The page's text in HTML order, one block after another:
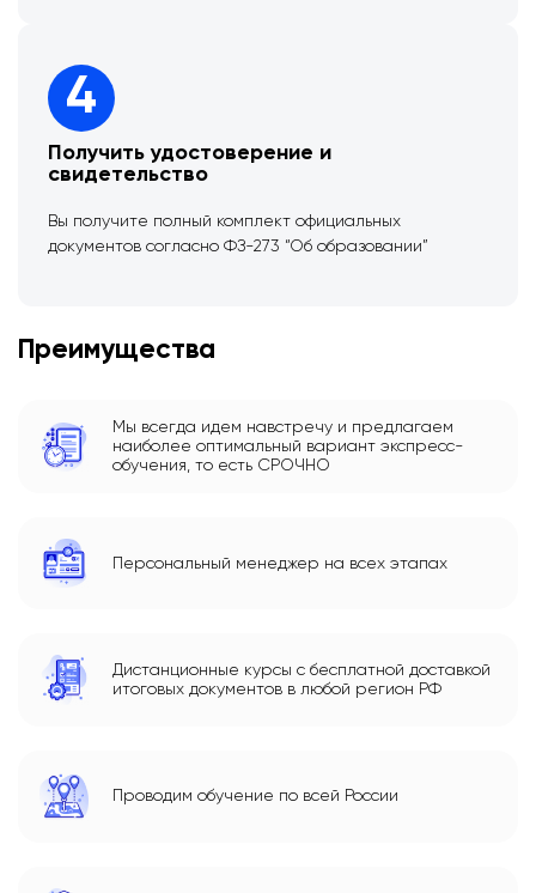
4
Получить удостоверение и
свидетельство
Вы получите полный комплект официальных
документов согласно ФЗ-273 “Об образовании”
Преимущества
Мы всегда идем навстречу и предлагаем
наиболее оптимальный вариант экспресс-
обучения, то есть СРОЧНО
Персональный менеджер на всех этапах
Дистанционные курсы с бесплатной доставкой
итоговых документов в любой регион РФ
Проводим обучение по всей России